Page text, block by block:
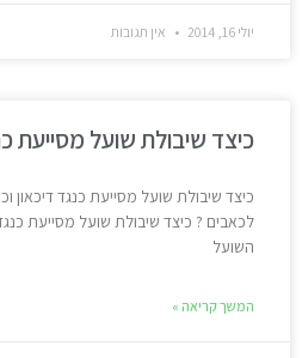
יולי 16, 2014 אין תגובות
כיצד שיבולת שועל מסייעת
כיצד שיבולת שועל מסייעת כנגד דיכאון
לכאבים ? כיצד שיבולת שועל מסייעת
השועל
המשך קריאה »